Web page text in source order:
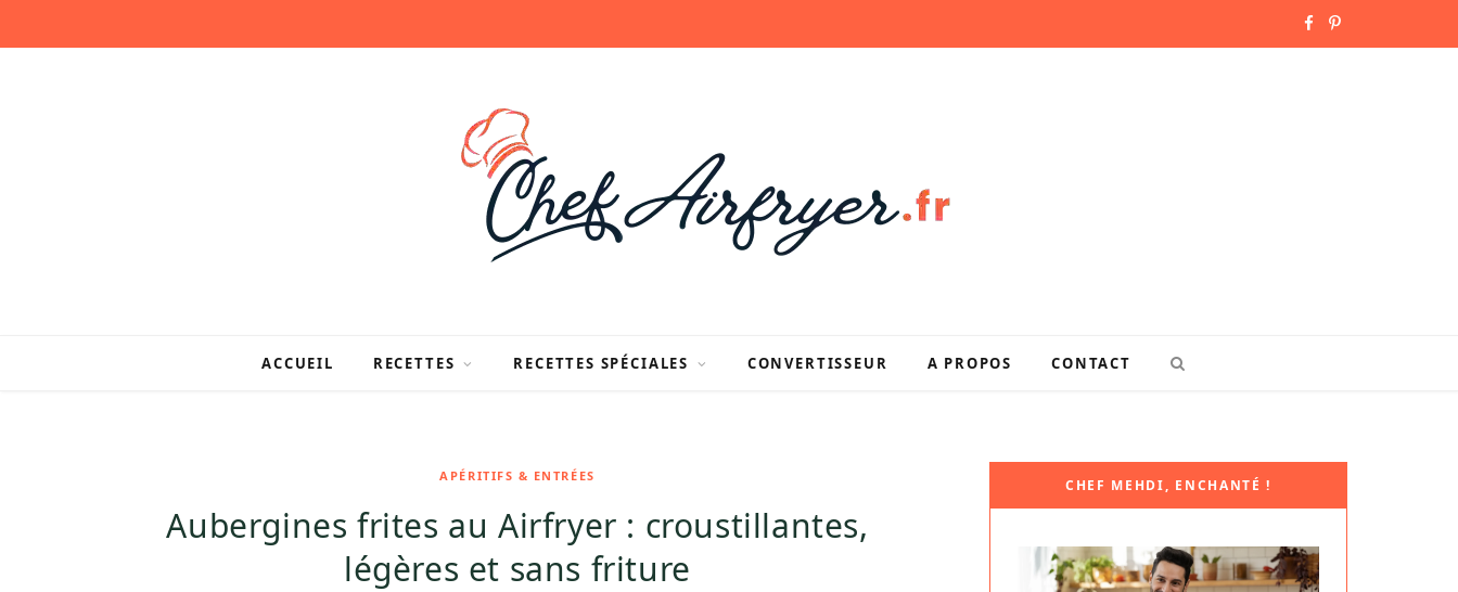
P
ACCUEIL RECETTES RECETTES SPÉCIALES CONVERTISSEUR A PROPOS CONTACT
APÉRITIFS & ENTRÉES
Aubergines frites au Airfryer : croustillantes,
légères et sans friture
CHEF MEHDI, ENCHANTÉ !